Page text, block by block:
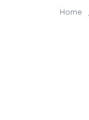
Home